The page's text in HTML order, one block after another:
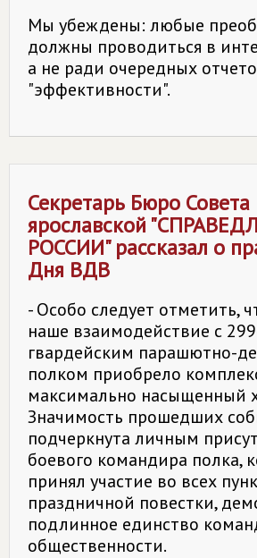
Мы убеждены: любые
должны проводиться в
а не ради очередных
"эффективности".
Секретарь Бюро Совета
ярославской "
РОССИИ" рассказал о
Дня ВДВ
- Особо следует отметить,
наше взаимодействие с
гвардейским парашютно-
полком приобрело
максимально насыщенный
Значимость прошедших
подчеркнута личным
боевого командира полка,
принял участие во всех
праздничной повестки,
подлинное единство
общественности.